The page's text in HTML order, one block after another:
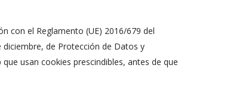
con el Reglamento (UE) 2016/679 del
diciembre, de Protección de Datos y
usan cookies prescindibles, antes de que